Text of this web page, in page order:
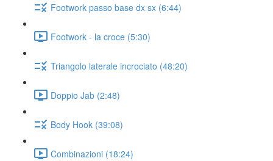
Footwork passo base dx sx (6:44)
Footwork - la croce (5:30)
Triangolo laterale incrociato (48:20)
Doppio Jab (2:48)
Body Hook (39:08)
Combinazioni (18:24)